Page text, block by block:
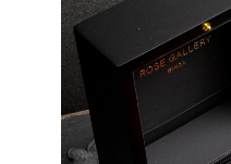
・新築・移転祝いとして空間
「枯れない花で想いを残す」